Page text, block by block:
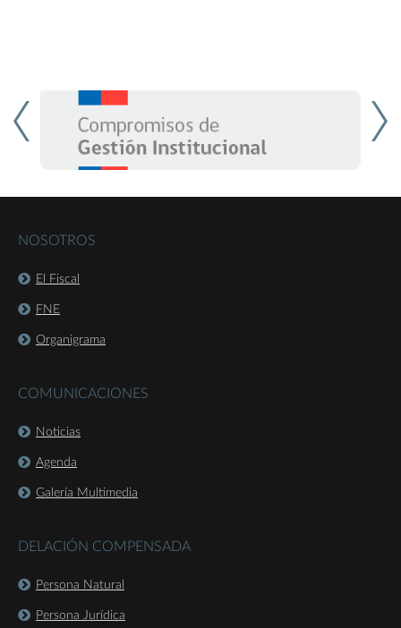
NOSOTROS
El Fiscal
FNE
Organigrama
COMUNICACIONES
Noticias
Agenda
Galería Multimedia
DELACIÓN COMPENSADA
Persona Natural
Persona Jurídica